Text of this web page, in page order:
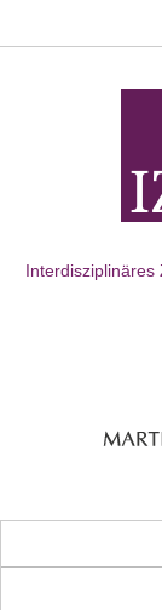
Interdisziplinäres